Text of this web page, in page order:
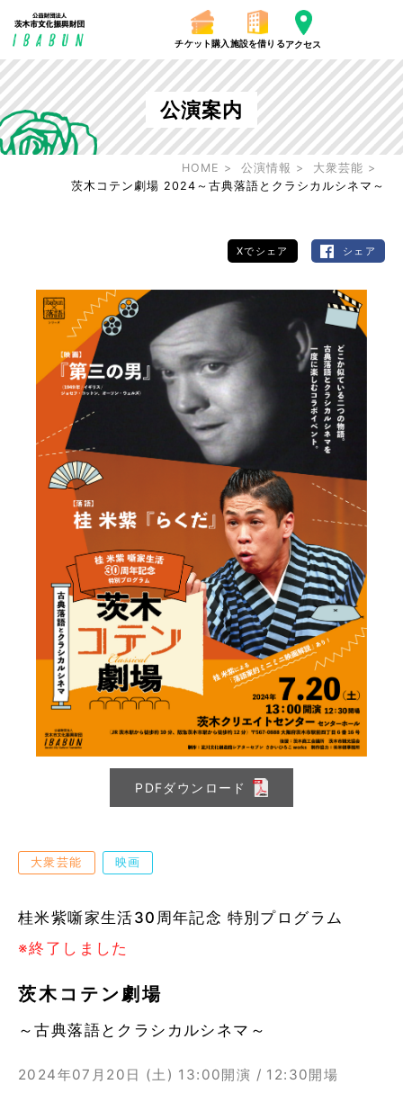
チケット購入 施設を借りるアクセス
公演案内
HOME 公演情報
大衆芸能
茨木コテン劇場 2024～古典落語とクラシカルシネマ～
Xでシェア シェア
PDFダウンロード
大衆芸能 映画
桂米紫噺家生活30周年記念 特別プログラム
※終了しました
茨木コテン劇場
～古典落語とクラシカルシネマ～
2024年07月20日 (土) 13:00開演 / 12:30開場